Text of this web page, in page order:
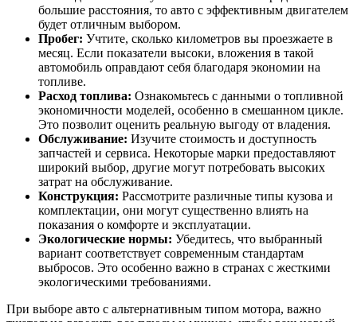
большие расстояния, то авто с эффективным двигателем
будет отличным выбором.
Пробег: Учтите, сколько километров вы проезжаете в
месяц. Если показатели высоки, вложения в такой
автомобиль оправдают себя благодаря экономии на
топливе.
Расход топлива: Ознакомьтесь с данными о топливной
экономичности моделей, особенно в смешанном цикле.
Это позволит оценить реальную выгоду от владения.
Обслуживание: Изучите стоимость и доступность
запчастей и сервиса. Некоторые марки предоставляют
широкий выбор, другие могут потребовать высоких
затрат на обслуживание.
Конструкция: Рассмотрите различные типы кузова и
комплектации, они могут существенно влиять на
показания о комфорте и эксплуатации.
Экологические нормы: Убедитесь, что выбранный
вариант соответствует современным стандартам
выбросов. Это особенно важно в странах с жесткими
экологическими требованиями.
При выборе авто с альтернативным типом мотора, важно